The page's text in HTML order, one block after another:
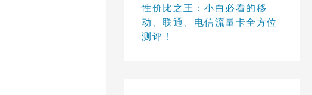
性价比之王：小白必看的移
动、联通、电信流量卡全方位
测评！